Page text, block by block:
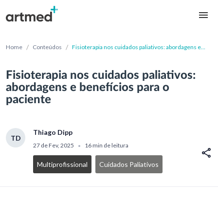
Home / Conteúdos / Fisioterapia nos cuidados paliativos: abordagens e
Fisioterapia nos cuidados paliativos:
abordagens e benefícios para o
paciente
TD
Thiago Dipp
27 de Fev, 2025 • 16 min de leitura
Multiprofissional Cuidados Paliativos